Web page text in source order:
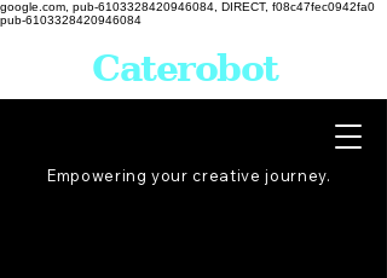
google.com, pub-6103328420946084, DIRECT, f08c47fec0942fa0
pub-6103328420946084
Empowering your creative journey.
Caterobot